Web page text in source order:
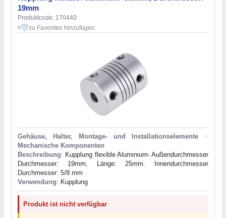
19mm
Produktcode: 170440
6 zu Favoriten hinzufügen
Gehäuse, Halter, Montage- und Installationselemente
>
Mechanische Komponenten
Beschreibung: Kupplung flexible Aluminium- Außendurchmesser
Durchmesser: 19mm, Länge: 25mm. Innendurchmesser
Durchmesser: 5/8 mm
Verwendung: Kupplung
Produkt ist nicht verfügbar